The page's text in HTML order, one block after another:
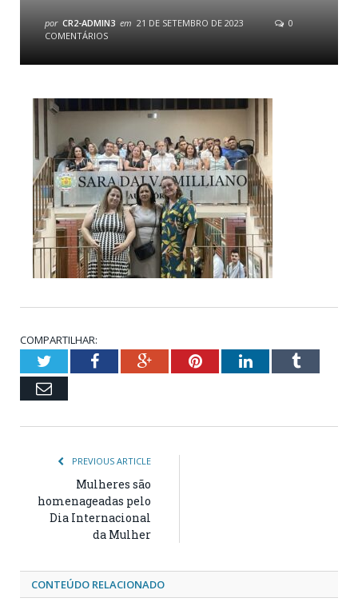
por CR2-ADMIN3 em 21 DE SETEMBRO DE 2023
0
COMENTÁRIOS
COMPARTILHAR:
TwitterFacebookGoogle+PinterestLinkedInTumblr
Email
PREVIOUS ARTICLE
Mulheres são
homenageadas pelo
Dia Internacional
da Mulher
CONTEÚDO RELACIONADO